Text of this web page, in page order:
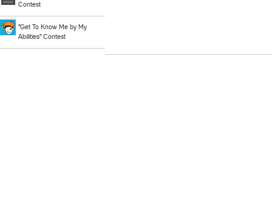
Contest
"Get To Know Me by My
Abilities" Contest